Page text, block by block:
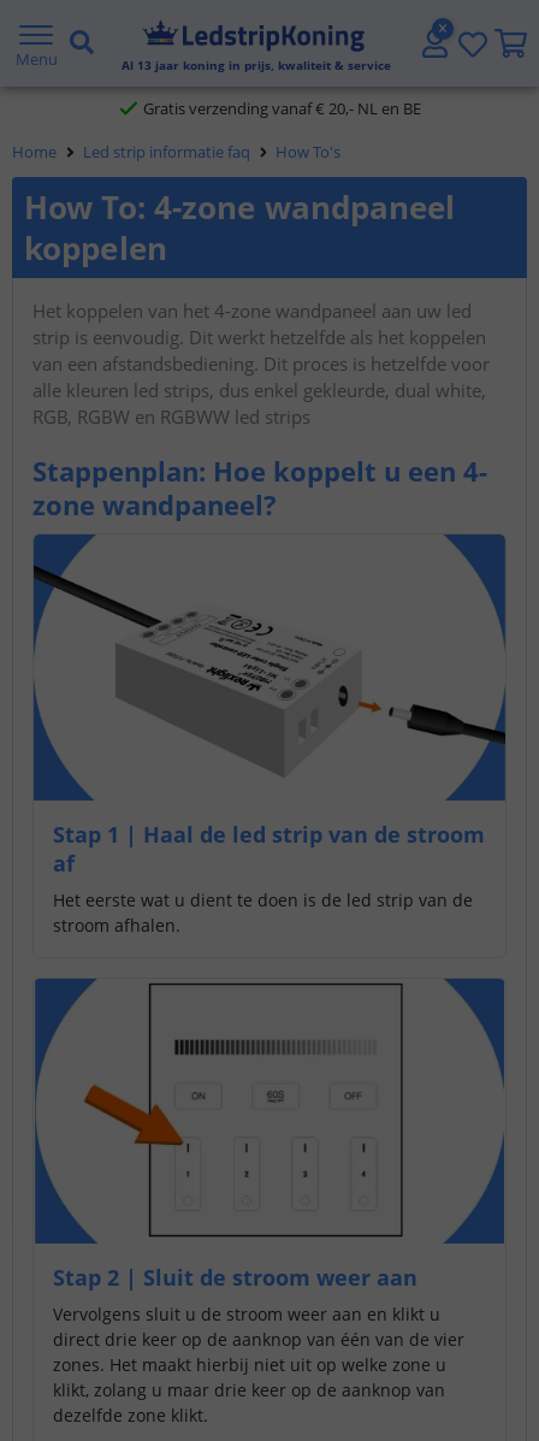
Menu Al 13 jaar koning in prijs, kwaliteit & service
5 jaar garantie
Gratis verzending vanaf € 20,- NL en BE
Klantbeoordeling 9.1
Voor 23:45 uur besteld,morgen in huis
Home Led strip informatie faq How To's
How To: 4-zone wandpaneel
koppelen
Het koppelen van het 4-zone wandpaneel aan uw led
strip is eenvoudig. Dit werkt hetzelfde als het koppelen
van een afstandsbediening. Dit proces is hetzelfde voor
alle kleuren led strips, dus enkel gekleurde, dual white,
RGB, RGBW en RGBWW led strips
Stappenplan: Hoe koppelt u een 4-
zone wandpaneel?
Stap 1 | Haal de led strip van de stroom
af
Het eerste wat u dient te doen is de led strip van de
stroom afhalen.
Stap 2 | Sluit de stroom weer aan
Vervolgens sluit u de stroom weer aan en klikt u
direct drie keer op de aanknop van één van de vier
zones. Het maakt hierbij niet uit op welke zone u
klikt, zolang u maar drie keer op de aanknop van
dezelfde zone klikt.